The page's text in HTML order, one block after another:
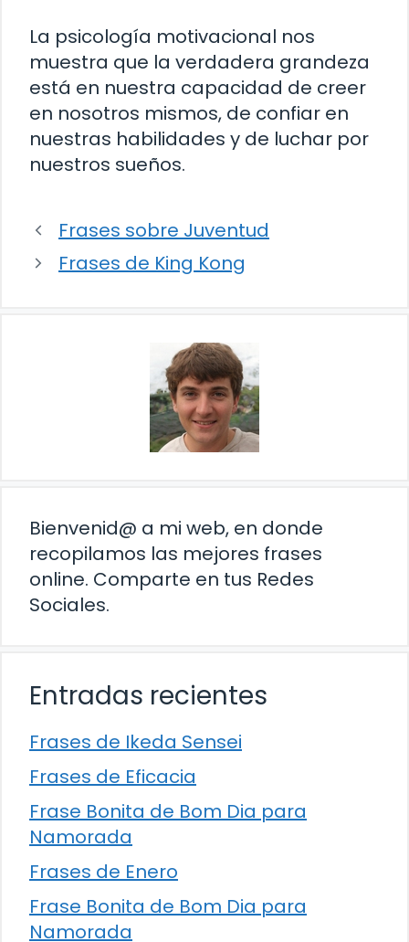
La psicología motivacional nos
muestra que la verdadera grandeza
está en nuestra capacidad de creer
en nosotros mismos, de confiar en
nuestras habilidades y de luchar por
nuestros sueños.
Frases sobre Juventud
Frases de King Kong
Bienvenid@ a mi web, en donde
recopilamos las mejores frases
online. Comparte en tus Redes
Sociales.
Entradas recientes
Frases de Ikeda Sensei
Frases de Eficacia
Frase Bonita de Bom Dia para
Namorada
Frases de Enero
Frase Bonita de Bom Dia para
Namorada